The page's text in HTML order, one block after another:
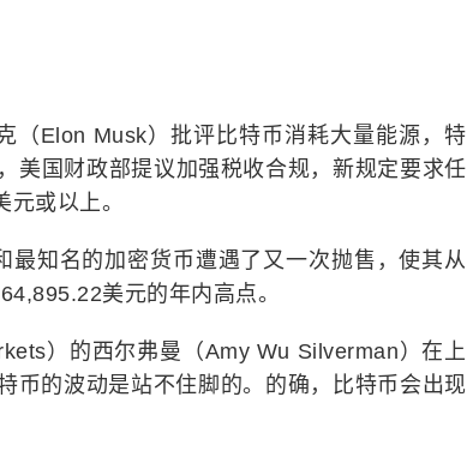
（Elon Musk）批评比特币消耗大量能源，特
美国财政部提议加强税收合规，新规定要求任
或以上。
知名的加密货币遭遇了又一次抛售，使其从
美元的年内高点。
）的西尔弗曼（Amy Wu Silverman）在上
币的波动是站不住脚的。的确，比特币会出现